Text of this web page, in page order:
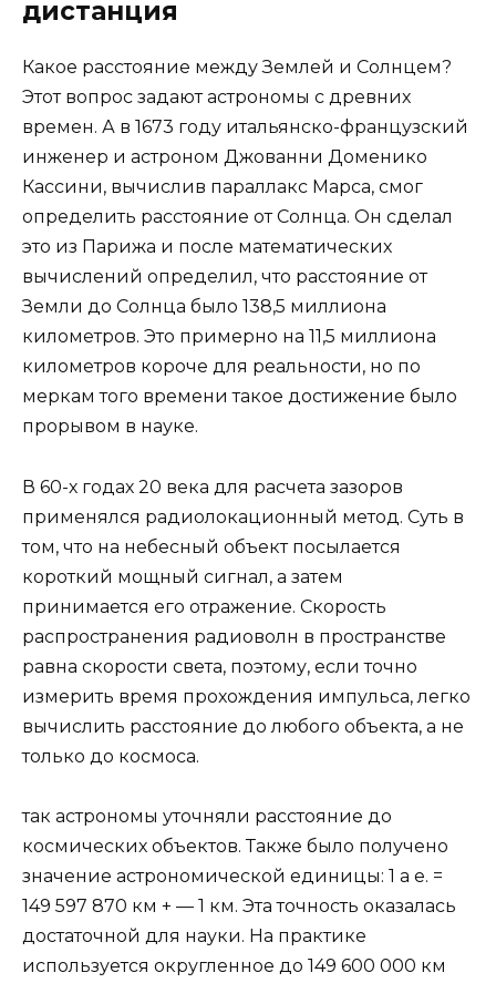
дистанция
Какое расстояние между Землей и Солнцем?
Этот вопрос задают астрономы с древних
времен. А в 1673 году итальянско-французский
инженер и астроном Джованни Доменико
Кассини, вычислив параллакс Марса, смог
определить расстояние от Солнца. Он сделал
это из Парижа и после математических
вычислений определил, что расстояние от
Земли до Солнца было 138,5 миллиона
километров. Это примерно на 11,5 миллиона
километров короче для реальности, но по
меркам того времени такое достижение было
прорывом в науке.
В 60-х годах 20 века для расчета зазоров
применялся радиолокационный метод. Суть в
том, что на небесный объект посылается
короткий мощный сигнал, а затем
принимается его отражение. Скорость
распространения радиоволн в пространстве
равна скорости света, поэтому, если точно
измерить время прохождения импульса, легко
вычислить расстояние до любого объекта, а не
только до космоса.
так астрономы уточняли расстояние до
космических объектов. Также было получено
значение астрономической единицы: 1 a e. =
149 597 870 км + — 1 км. Эта точность оказалась
достаточной для науки. На практике
используется округленное до 149 600 000 км